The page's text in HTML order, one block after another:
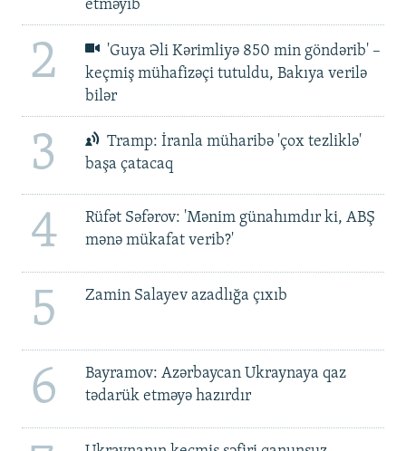
etməyib
2
'Guya Əli Kərimliyə 850 min göndərib' –
keçmiş mühafizəçi tutuldu, Bakıya verilə
bilər
3
Tramp: İranla müharibə 'çox tezliklə'
başa çatacaq
4
Rüfət Səfərov: 'Mənim günahımdır ki, ABŞ
mənə mükafat verib?'
5 Zamin Salayev azadlığa çıxıb
6
Bayramov: Azərbaycan Ukraynaya qaz
tədarük etməyə hazırdır